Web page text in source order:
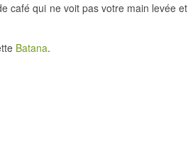
café qui ne voit pas votre main levée et
Batana.